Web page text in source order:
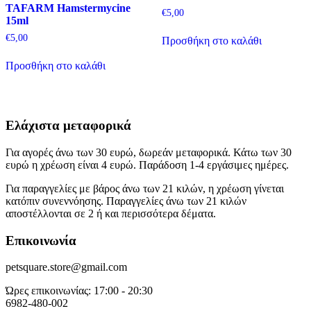
TAFARM Hamstermycine
15ml
€5,00
Προσθήκη στο καλάθι
€5,00
Προσθήκη στο καλάθι
Ελάχιστα μεταφορικά
Για αγορές άνω των 30 ευρώ, δωρεάν μεταφορικά. Κάτω των 30
ευρώ η χρέωση είναι 4 ευρώ. Παράδοση 1-4 εργάσιμες ημέρες.
Για παραγγελίες με βάρος άνω των 21 κιλών, η χρέωση γίνεται
κατόπιν συνεννόησης. Παραγγελίες άνω των 21 κιλών
αποστέλλονται σε 2 ή και περισσότερα δέματα.
Επικοινωνία
petsquare.store@gmail.com
Ώρες επικοινωνίας: 17:00 - 20:30
6982-480-002